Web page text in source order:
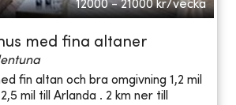
12000 - 21000 kr/vecka
med fina altaner
fin altan och bra omgivning 1,2 mil
mil till Arlanda . 2 km ner till